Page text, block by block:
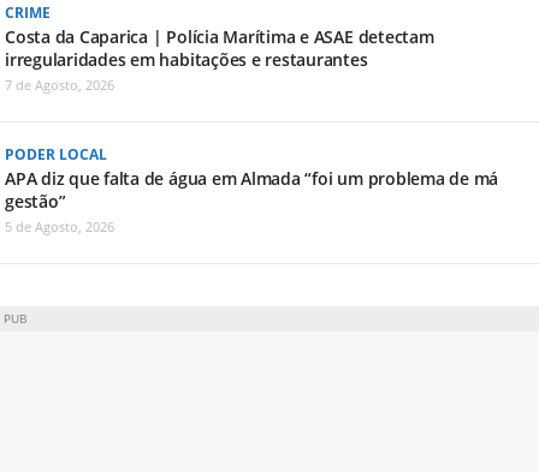
CRIME
Costa da Caparica | Polícia Marítima e ASAE detectam
irregularidades em habitações e restaurantes
7 de Agosto, 2026
PODER LOCAL
APA diz que falta de água em Almada “foi um problema de má
gestão”
5 de Agosto, 2026
PUB